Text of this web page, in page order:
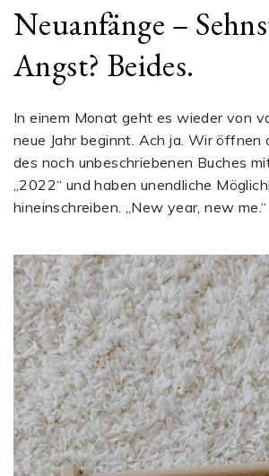
Neuanfänge –
Angst? Beides.
In einem Monat geht es wieder von
neue Jahr beginnt. Ach ja. Wir öffnen
des noch unbeschriebenen Buches
„2022“ und haben unendliche
hineinschreiben. „New year, new